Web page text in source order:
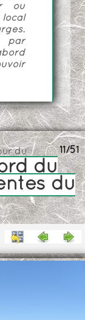
ou
par
11/51
du
du
du